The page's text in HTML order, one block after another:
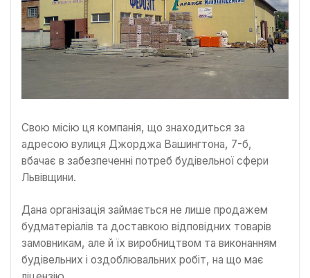
Свою місію ця компанія, що знаходиться за
адресою вулиця Джорджа Вашингтона, 7-б,
вбачає в забезпеченні потреб будівельної сфери
Львівщини.
Дана організація займається не лише продажем
будматеріалів та доставкою відповідних товарів
замовникам, але й їх виробництвом та виконанням
будівельних і оздоблювальних робіт, на що має